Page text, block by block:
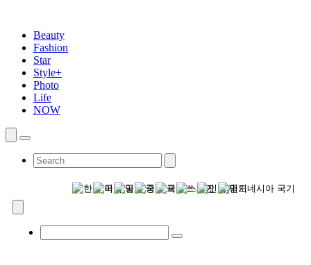
Beauty
Fashion
Star
Style+
Photo
Life
NOW